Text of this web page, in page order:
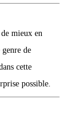
mieux en
de
cette
possible.